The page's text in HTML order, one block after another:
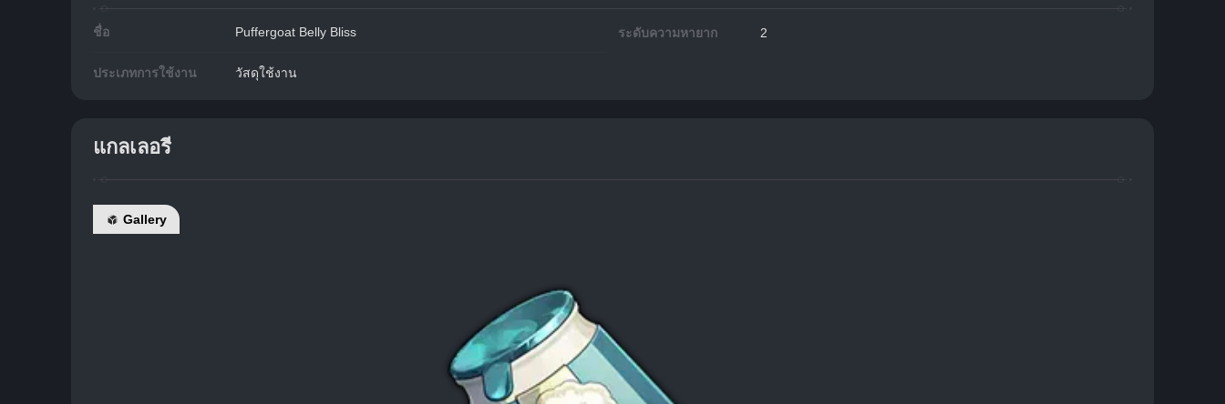
ชื่อ Puffergoat Belly Bliss ระดับความหายาก 2
ประเภทการใช้งาน วัสดุใช้งาน
แกลเลอรี
Gallery